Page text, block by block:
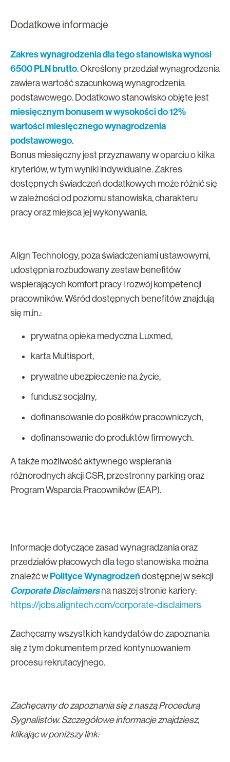
Dodatkowe informacje
Zakres wynagrodzenia dla tego stanowiska wynosi
6500 PLN brutto. Określony przedział wynagrodzenia
zawiera wartość szacunkową wynagrodzenia
podstawowego. Dodatkowo stanowisko objęte jest
miesięcznym bonusem w wysokości do 12%
wartości miesięcznego wynagrodzenia
podstawowego.
Bonus miesięczny jest przyznawany w oparciu o kilka
kryteriów, w tym wyniki indywidualne. Zakres
dostępnych świadczeń dodatkowych może różnić się
w zależności od poziomu stanowiska, charakteru
pracy oraz miejsca jej wykonywania.
Align Technology, poza świadczeniami ustawowymi,
udostępnia rozbudowany zestaw benefitów
wspierających komfort pracy i rozwój kompetencji
pracowników. Wśród dostępnych benefitów znajdują
się m.in.:
prywatna opieka medyczna Luxmed,
karta Multisport,
prywatne ubezpieczenie na życie,
fundusz socjalny,
dofinansowanie do posiłków pracowniczych,
dofinansowanie do produktów firmowych.
A także możliwość aktywnego wspierania
różnorodnych akcji CSR, przestronny parking oraz
Program Wsparcia Pracowników (EAP).
Informacje dotyczące zasad wynagradzania oraz
przedziałów płacowych dla tego stanowiska można
znaleźć w Polityce Wynagrodzeńdostępnej w sekcji
Corporate Disclaimersna naszej stronie kariery:
https://jobs.aligntech.com/corporate-disclaimers
Zachęcamy wszystkich kandydatów do zapoznania
się z tym dokumentem przed kontynuowaniem
procesu rekrutacyjnego.
Zachęcamy do zapoznania się z naszą Procedurą
Sygnalistów. Szczegółowe informacje znajdziesz,
klikając w poniższy link: